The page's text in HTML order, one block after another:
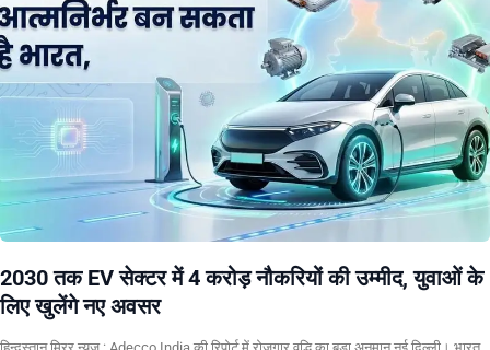
2030 तक EV सेक्टर में 4 करोड़ नौकरियों की उम्मीद, युवाओं के
लिए खुलेंगे नए अवसर